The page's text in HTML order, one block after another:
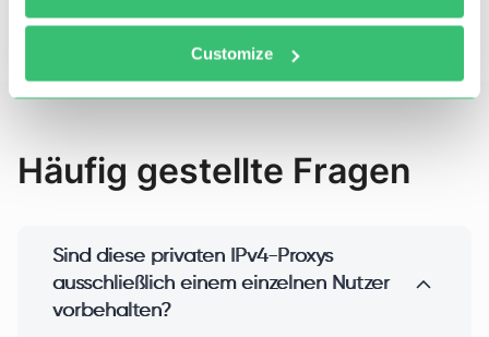
Customize
Datenfluss ohne Unterbrechungen
Häufig gestellte Fragen
Sind diese privaten IPv4-Proxys
ausschließlich einem einzelnen Nutzer
vorbehalten?